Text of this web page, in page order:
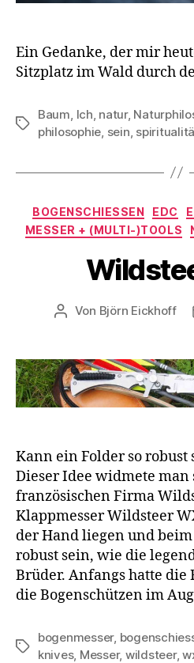
Ein Gedanke, der mir
Sitzplatz im Wald durch
Schlagwörter
Baum Ich natur,
philosophie sein
BOGENSCHIESSEN EDC
MESSER + (MULTI-)TOOLS
Beitragsautor
Von Björn Eickhoff
Kann ein Folder so
Dieser Idee widmete man
französischen Firma
Klappmesser Wildsteer
der Hand liegen und
robust sein, wie die
Brüder. Anfangs hatte
die Bogenschützen im
Schlagwörter
bogenmesser,
knives, Messer, wildsteer,